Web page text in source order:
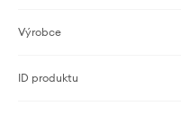
Výrobce
ID produktu